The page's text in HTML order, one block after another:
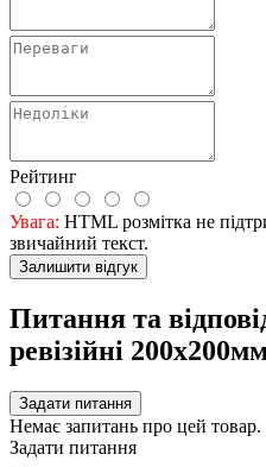
Рейтинг
Увага: HTML розмітка не
звичайний текст.
Залишити відгук
Питання та
ревізійні
Задати питання
Немає запитань про цей товар.
Задати питання